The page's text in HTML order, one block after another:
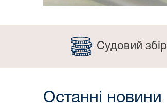
Судовий збір
Останні новини